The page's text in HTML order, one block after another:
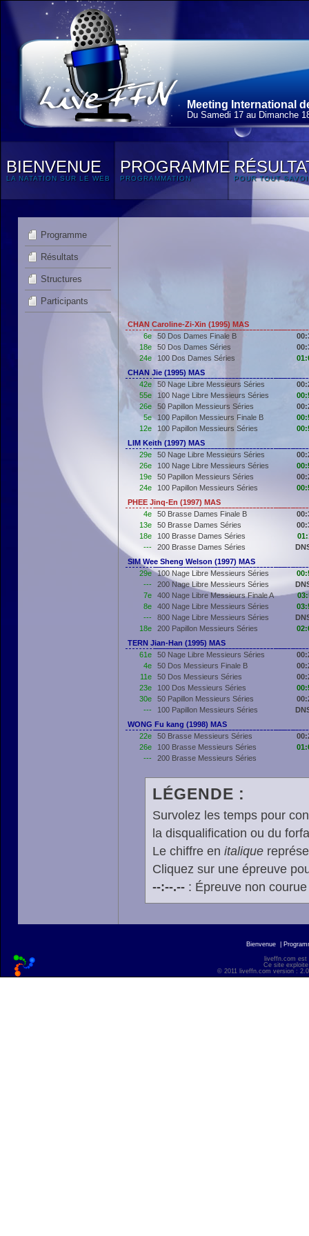
Meeting International
Du Samedi 17 au Dimanche
BIENVENUE
LA NATATION SUR LE WEB
PROGRAMME
PROGRAMMATION POUR TOUT
Programme
Résultats
Structures
Participants
CHAN Caroline-Zi-Xin (1995) MAS
6e
50 Dos Dames Finale B
18e
50 Dos Dames Séries
24e
100 Dos Dames Séries
CHAN Jie (1995) MAS
42e
50 Nage Libre Messieurs Séries
55e
100 Nage Libre Messieurs Séries
26e
50 Papillon Messieurs Séries
5e
100 Papillon Messieurs Finale B
12e
100 Papillon Messieurs Séries
LIM Keith (1997) MAS
29e
50 Nage Libre Messieurs Séries
26e
100 Nage Libre Messieurs Séries
19e
50 Papillon Messieurs Séries
24e
100 Papillon Messieurs Séries
PHEE Jinq-En (1997) MAS
4e
50 Brasse Dames Finale B
13e
50 Brasse Dames Séries
18e
100 Brasse Dames Séries
---
200 Brasse Dames Séries
SIM Wee Sheng Welson (1997) MAS
29e
100 Nage Libre Messieurs Séries
---
200 Nage Libre Messieurs Séries
7e
400 Nage Libre Messieurs Finale A
8e
400 Nage Libre Messieurs Séries
---
800 Nage Libre Messieurs Séries
18e
200 Papillon Messieurs Séries
TERN Jian-Han (1995) MAS
61e
50 Nage Libre Messieurs Séries
4e
50 Dos Messieurs Finale B
11e
50 Dos Messieurs Séries
23e
100 Dos Messieurs Séries
30e
50 Papillon Messieurs Séries
---
100 Papillon Messieurs Séries
WONG Fu kang (1998) MAS
22e
50 Brasse Messieurs Séries
26e
100 Brasse Messieurs Séries
---
200 Brasse Messieurs Séries
LÉGENDE :
Survolez les temps pour
la disqualification ou du
Le chiffre en italique
Cliquez sur une épreuve
--:--.--: Épreuve non
Bienvenue
liveffn.com est
Ce site
© 2011 liveffn.com version :